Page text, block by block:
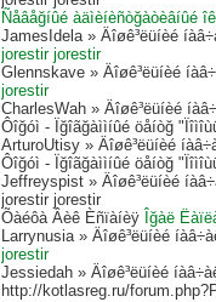
Ñåâåğíûé àäìèíèñòğàòèâíûé
JamesIdela » Äîøê³ëüíèé
jorestir jorestir
Glennskave » Äîøê³ëüíèé
jorestir
CharlesWah » Äîøê³ëüíèé
Ôîğóì - Ïğîãğàììíûé öåíòğ
ArturoUtisy » Äîøê³ëüíèé
Ôîğóì - Ïğîãğàììíûé öåíòğ
Jeffreyspist » Äîøê³ëüíèé
jorestir jorestir
Õàéôà Âèê Èñïàíèÿ Îğàë
Larrynusia » Äîøê³ëüíèé
jorestir
Jessiedah » Äîøê³ëüíèé
http://kotlasreg.ru/